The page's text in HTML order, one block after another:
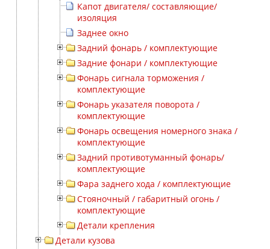
Капот двигателя/ составляющие/
изоляция
Заднее окно
Задний фонарь / комплектующие
Задние фонари / комплектующие
Фонарь сигнала торможения /
комплектующие
Фонарь указателя поворота /
комплектующие
Фонарь освещения номерного знака /
комплектующие
Задний противотуманный фонарь/
комплектующие
Фара заднего хода / комплектующие
Стояночный / габаритный огонь /
комплектующие
Детали крепления
Детали кузова